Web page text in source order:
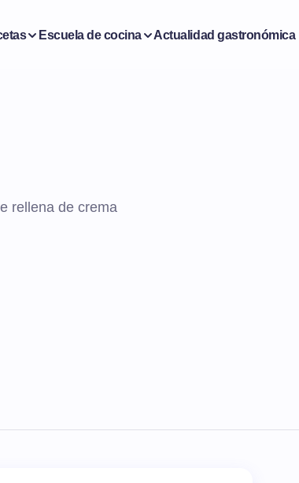
Escuela de cocina Actualidad gastronómica
rellena de crema